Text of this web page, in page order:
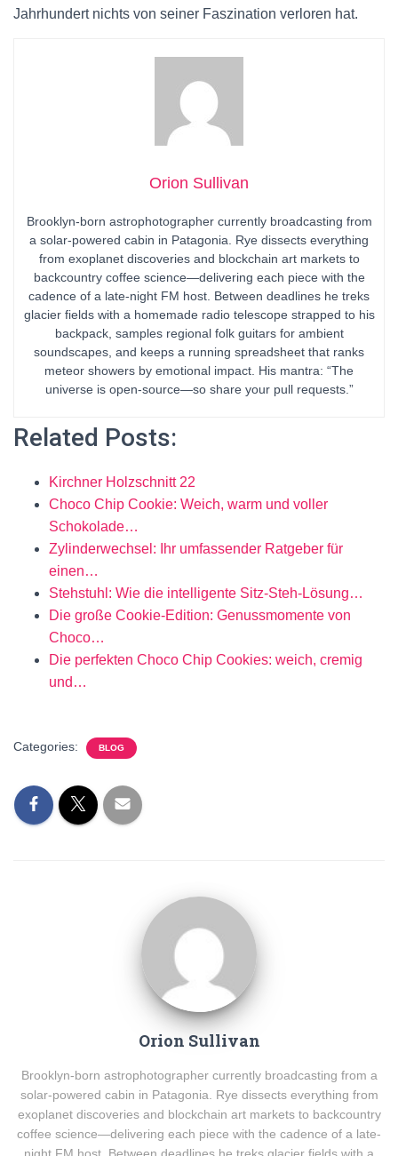
Jahrhundert nichts von seiner Faszination verloren hat.
Orion Sullivan
Brooklyn-born astrophotographer currently broadcasting from
a solar-powered cabin in Patagonia. Rye dissects everything
from exoplanet discoveries and blockchain art markets to
backcountry coffee science—delivering each piece with the
cadence of a late-night FM host. Between deadlines he treks
glacier fields with a homemade radio telescope strapped to his
backpack, samples regional folk guitars for ambient
soundscapes, and keeps a running spreadsheet that ranks
meteor showers by emotional impact. His mantra: “The
universe is open-source—so share your pull requests.”
Related Posts:
Kirchner Holzschnitt 22
Choco Chip Cookie: Weich, warm und voller
Schokolade…
Zylinderwechsel: Ihr umfassender Ratgeber für
einen…
Stehstuhl: Wie die intelligente Sitz-Steh-Lösung…
Die große Cookie-Edition: Genussmomente von
Choco…
Die perfekten Choco Chip Cookies: weich, cremig
und…
Categories: BLOG
Orion Sullivan
Brooklyn-born astrophotographer currently broadcasting from a
solar-powered cabin in Patagonia. Rye dissects everything from
exoplanet discoveries and blockchain art markets to backcountry
coffee science—delivering each piece with the cadence of a late-